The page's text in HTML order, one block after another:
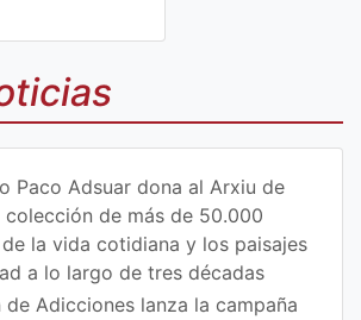
Paco Adsuar dona al Arxiu de
colección de más de 50.000
la vida cotidiana y los paisajes
a lo largo de tres décadas
de Adicciones lanza la campaña